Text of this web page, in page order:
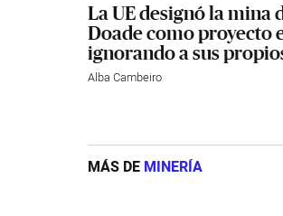
La UE designó la mina
Doade como proyecto
ignorando a sus
Alba Cambeiro
MÁS DE MINERÍA